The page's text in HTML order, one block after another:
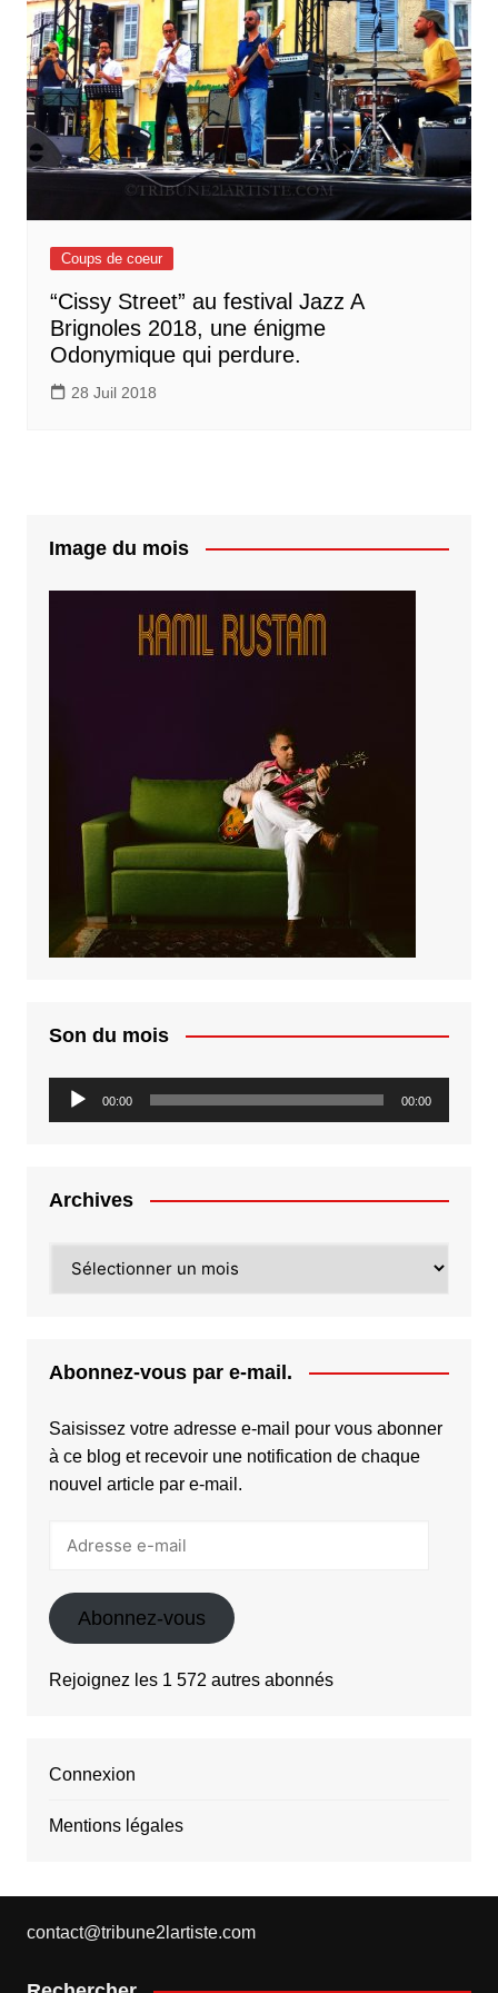
Coups de coeur
“Cissy Street” au festival Jazz A
Brignoles 2018, une énigme
Odonymique qui perdure.
28 Juil 2018
Image du mois
Son du mois
Lecteur
audio
00:00 00:00
Archives
Abonnez-vous par e-mail.
Saisissez votre adresse e-mail pour vous abonner
à ce blog et recevoir une notification de chaque
nouvel article par e-mail.
Abonnez-vous
Rejoignez les 1 572 autres abonnés
Connexion
Mentions légales
contact@tribune2lartiste.com